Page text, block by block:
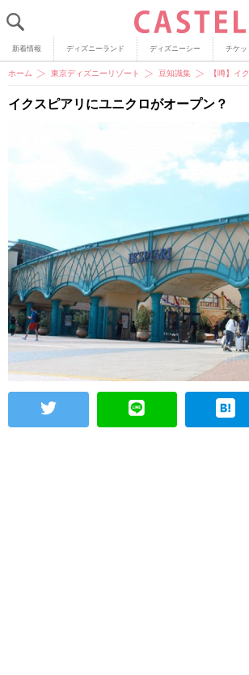
新着情報 ディズニーランド ディズニーシー チケッ
ホーム 東京ディズニーリゾート 豆知識集 【噂】イ
イクスピアリにユニクロがオープン？